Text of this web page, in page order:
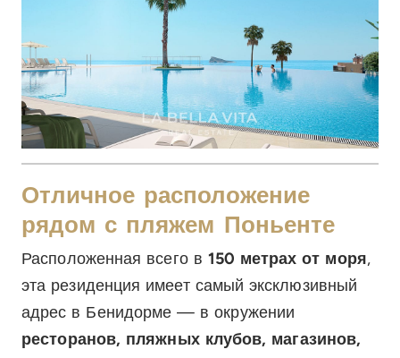
Отличное расположение
рядом с пляжем Поньенте
Расположенная всего в 150 метрах от моря,
эта резиденция имеет самый эксклюзивный
адрес в Бенидорме — в окружении
ресторанов, пляжных клубов, магазинов,